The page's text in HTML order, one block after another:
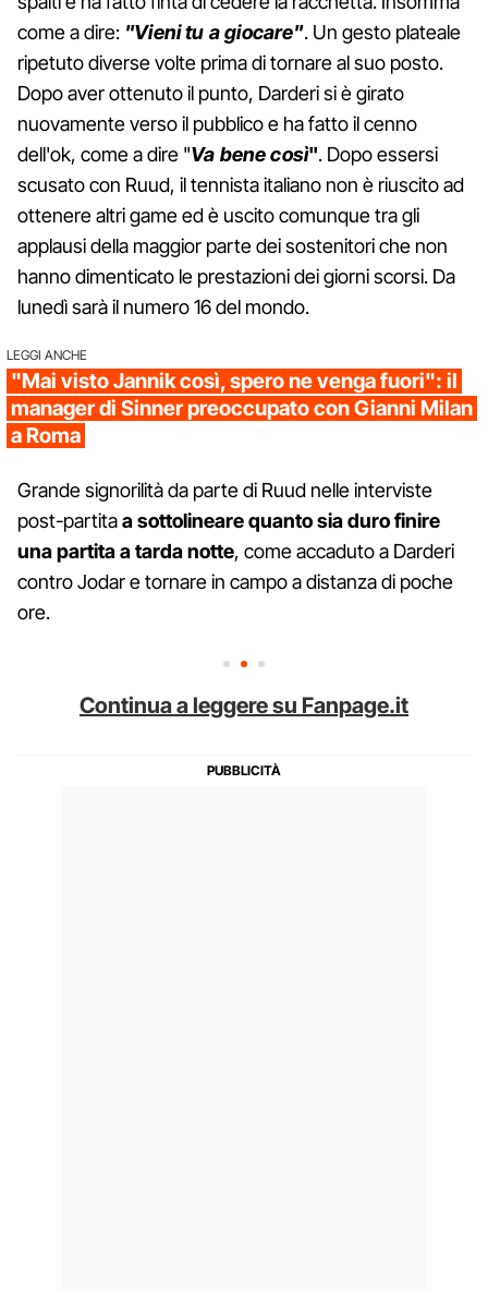
come a dire: "Vieni tu a giocare". Un gesto plateale
ripetuto diverse volte prima di tornare al suo posto.
Dopo aver ottenuto il punto, Darderi si è girato
nuovamente verso il pubblico e ha fatto il cenno
dell'ok, come a dire "Va bene così". Dopo essersi
scusato con Ruud, il tennista italiano non è riuscito ad
ottenere altri game ed è uscito comunque tra gli
applausi della maggior parte dei sostenitori che non
hanno dimenticato le prestazioni dei giorni scorsi. Da
lunedì sarà il numero 16 del mondo.
LEGGI ANCHE
"Mai visto Jannik così, spero ne venga fuori": il
manager di Sinner preoccupato con Gianni Milan
a Roma
Grande signorilità da parte di Ruud nelle interviste
post-partitaa sottolineare quanto sia duro finire
una partita a tarda notte, come accaduto a Darderi
contro Jodar e tornare in campo a distanza di poche
ore.
Continua a leggere su Fanpage.it